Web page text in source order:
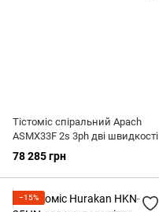
Тістоміс спіральний Apach
ASMX33F 2s 3ph дві швидкості
78 285 грн
−15%